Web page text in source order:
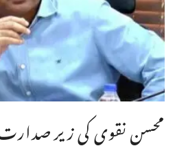
محسن نقوی کی زیر